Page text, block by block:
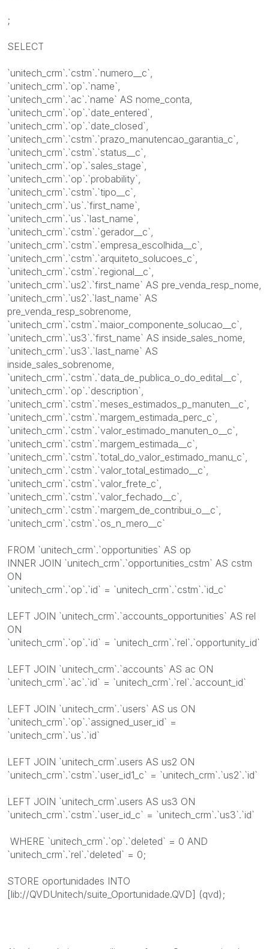
;
SELECT
`unitech_crm`.`cstm`.`numero__c`,
`unitech_crm`.`op`.`name`,
`unitech_crm`.`ac`.`name` AS nome_conta,
`unitech_crm`.`op`.`date_entered`,
`unitech_crm`.`op`.`date_closed`,
`unitech_crm`.`cstm`.`prazo_manutencao_garantia_c`,
`unitech_crm`.`cstm`.`status__c`,
`unitech_crm`.`op`.`sales_stage`,
`unitech_crm`.`op`.`probability`,
`unitech_crm`.`cstm`.`tipo__c`,
`unitech_crm`.`us`.`first_name`,
`unitech_crm`.`us`.`last_name`,
`unitech_crm`.`cstm`.`gerador__c`,
`unitech_crm`.`cstm`.`empresa_escolhida__c`,
`unitech_crm`.`cstm`.`arquiteto_solucoes_c`,
`unitech_crm`.`cstm`.`regional__c`,
`unitech_crm`.`us2`.`first_name` AS pre_venda_resp_nome,
`unitech_crm`.`us2`.`last_name` AS
pre_venda_resp_sobrenome,
`unitech_crm`.`cstm`.`maior_componente_solucao__c`,
`unitech_crm`.`us3`.`first_name` AS inside_sales_nome,
`unitech_crm`.`us3`.`last_name` AS
inside_sales_sobrenome,
`unitech_crm`.`cstm`.`data_de_publica_o_do_edital__c`,
`unitech_crm`.`op`.`description`,
`unitech_crm`.`cstm`.`meses_estimados_p_manuten__c`,
`unitech_crm`.`cstm`.`margem_estimada_perc_c`,
`unitech_crm`.`cstm`.`valor_estimado_manuten_o__c`,
`unitech_crm`.`cstm`.`margem_estimada__c`,
`unitech_crm`.`cstm`.`total_do_valor_estimado_manu_c`,
`unitech_crm`.`cstm`.`valor_total_estimado__c`,
`unitech_crm`.`cstm`.`valor_frete_c`,
`unitech_crm`.`cstm`.`valor_fechado__c`,
`unitech_crm`.`cstm`.`margem_de_contribui_o__c`,
`unitech_crm`.`cstm`.`os_n_mero__c`
FROM `unitech_crm`.`opportunities` AS op
INNER JOIN `unitech_crm`.`opportunities_cstm` AS cstm
ON
`unitech_crm`.`op`.`id` = `unitech_crm`.`cstm`.`id_c`
LEFT JOIN `unitech_crm`.`accounts_opportunities` AS rel
ON
`unitech_crm`.`op`.`id` = `unitech_crm`.`rel`.`opportunity_id`
LEFT JOIN `unitech_crm`.`accounts` AS ac ON
`unitech_crm`.`ac`.`id` = `unitech_crm`.`rel`.`account_id`
LEFT JOIN `unitech_crm`.`users` AS us ON
`unitech_crm`.`op`.`assigned_user_id` =
`unitech_crm`.`us`.`id`
LEFT JOIN `unitech_crm`.users AS us2 ON
`unitech_crm`.`cstm`.`user_id1_c` = `unitech_crm`.`us2`.`id`
LEFT JOIN `unitech_crm`.users AS us3 ON
`unitech_crm`.`cstm`.`user_id_c` = `unitech_crm`.`us3`.`id`
WHERE `unitech_crm`.`op`.`deleted` = 0 AND
`unitech_crm`.`rel`.`deleted` = 0;
STORE oportunidades INTO
[lib://QVDUnitech/suite_Oportunidade.QVD] (qvd);